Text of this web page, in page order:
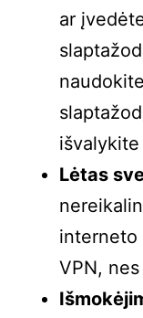
ar
Lėtas
interneto
VPN,